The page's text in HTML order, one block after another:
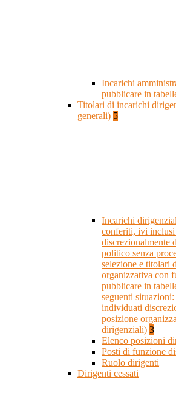
Incarichi
pubblicare in
Titolari di incarichi
generali) 5
Incarichi
conferiti, ivi
discrezionalmente
politico senza
selezione e titolari
organizzativa con
pubblicare in
seguenti
individuati
posizione
dirigenziali) 3
Elenco posizioni
Posti di funzione
Ruolo dirigenti
Dirigenti cessati